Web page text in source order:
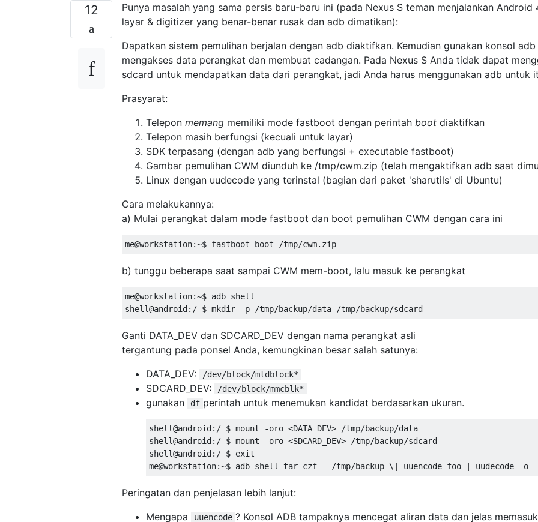
12
Punya masalah yang sama persis baru-baru ini (pada Nexus S teman menjalankan Android
layar & digitizer yang benar-benar rusak dan adb dimatikan):
Dapatkan sistem pemulihan berjalan dengan adb diaktifkan. Kemudian gunakan konsol
mengakses data perangkat dan membuat cadangan. Pada Nexus S Anda tidak dapat
sdcard untuk mendapatkan data dari perangkat, jadi Anda harus menggunakan adb untuk
Prasyarat:
Telepon memang memiliki mode fastboot dengan perintah boot diaktifkan
Telepon masih berfungsi (kecuali untuk layar)
SDK terpasang (dengan adb yang berfungsi + executable fastboot)
Gambar pemulihan CWM diunduh ke /tmp/cwm.zip (telah mengaktifkan adb saat
Linux dengan uudecode yang terinstal (bagian dari paket 'sharutils' di Ubuntu)
Cara melakukannya:
a) Mulai perangkat dalam mode fastboot dan boot pemulihan CWM dengan cara ini
b) tunggu beberapa saat sampai CWM mem-boot, lalu masuk ke perangkat
me@workstation:~$ adb shell
Ganti DATA_DEV dan SDCARD_DEV dengan nama perangkat asli
tergantung pada ponsel Anda, kemungkinan besar salah satunya:
DATA_DEV:
/dev/block/mtdblock*
SDCARD_DEV: /dev/block/mmcblk*
gunakan df perintah untuk menemukan kandidat berdasarkan ukuran.
shell@android:/ $ mount -oro <DATA_DEV> /tmp/backup/data
shell@android:/ $ mount -oro <SDCARD_DEV> /tmp/backup/sdcard
shell@android:/ $ exit
Peringatan dan penjelasan lebih lanjut:
Mengapa
uuencode ? Konsol ADB tampaknya mencegat aliran data dan jelas